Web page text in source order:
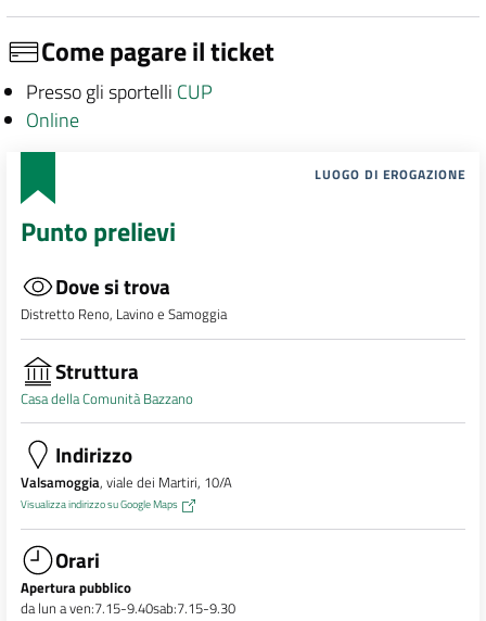
Come pagare il ticket
Presso gli sportelli CUP
Online
LUOGO DI EROGAZIONE
Punto prelievi
Dove si trova
Distretto Reno, Lavino e Samoggia
Struttura
Casa della Comunità Bazzano
Indirizzo
Valsamoggia, viale dei Martiri, 10/A
Visualizza indirizzo su Google Maps
Orari
Apertura pubblico
da lun a ven:7.15-9.40sab:7.15-9.30